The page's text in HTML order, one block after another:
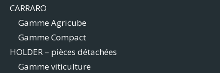
CARRARO
Gamme Agricube
Gamme Compact
HOLDER – pièces détachées
Gamme viticulture